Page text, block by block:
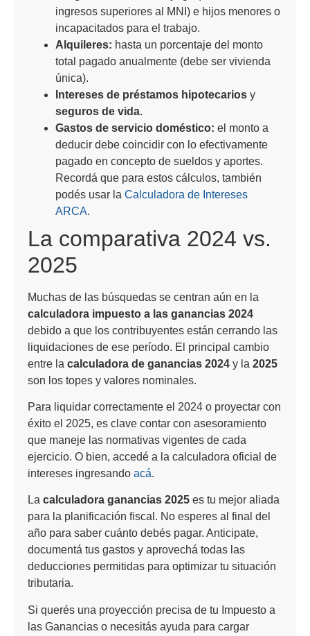
ingresos superiores al MNI) e hijos menores o
incapacitados para el trabajo.
Alquileres: hasta un porcentaje del monto
total pagado anualmente (debe ser vivienda
única).
Intereses de préstamos hipotecarios y
seguros de vida.
Gastos de servicio doméstico: el monto a
deducir debe coincidir con lo efectivamente
pagado en concepto de sueldos y aportes.
Recordá que para estos cálculos, también
podés usar la Calculadora de Intereses
ARCA.
La comparativa 2024 vs.
2025
Muchas de las búsquedas se centran aún en la
calculadora impuesto a las ganancias 2024
debido a que los contribuyentes están cerrando las
liquidaciones de ese período. El principal cambio
entre la calculadora de ganancias 2024 y la 2025
son los topes y valores nominales.
Para liquidar correctamente el 2024 o proyectar con
éxito el 2025, es clave contar con asesoramiento
que maneje las normativas vigentes de cada
ejercicio. O bien, accedé a la calculadora oficial de
intereses ingresando acá.
La calculadora ganancias 2025 es tu mejor aliada
para la planificación fiscal. No esperes al final del
año para saber cuánto debés pagar. Anticipate,
documentá tus gastos y aprovechá todas las
deducciones permitidas para optimizar tu situación
tributaria.
Si querés una proyección precisa de tu Impuesto a
las Ganancias o necesitás ayuda para cargar